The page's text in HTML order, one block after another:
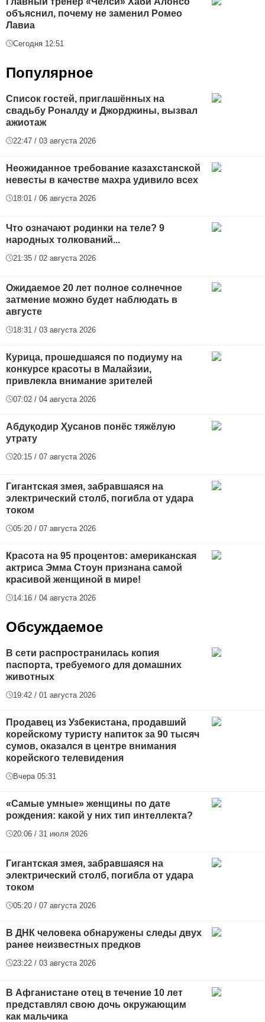
объяснил, почему не заменил Ромео
Лавиа
Сегодня 12:51
Популярное
Список гостей, приглашённых на
свадьбу Роналду и Джорджины, вызвал
ажиотаж
22:47 / 03 августа 2026
Неожиданное требование казахстанской
невесты в качестве махра удивило всех
18:01 / 06 августа 2026
Что означают родинки на теле? 9
народных толкований...
21:35 / 02 августа 2026
Ожидаемое 20 лет полное солнечное
затмение можно будет наблюдать в
августе
18:31 / 03 августа 2026
Курица, прошедшаяся по подиуму на
конкурсе красоты в Малайзии,
привлекла внимание зрителей
07:02 / 04 августа 2026
Абдуқодир Ҳусанов понёс тяжёлую
утрату
20:15 / 07 августа 2026
Гигантская змея, забравшаяся на
электрический столб, погибла от удара
током
05:20 / 07 августа 2026
Красота на 95 процентов: американская
актриса Эмма Стоун признана самой
красивой женщиной в мире!
14:16 / 04 августа 2026
Обсуждаемое
В сети распространилась копия
паспорта, требуемого для домашних
животных
19:42 / 01 августа 2026
Продавец из Узбекистана, продавший
корейскому туристу напиток за 90 тысяч
сумов, оказался в центре внимания
корейского телевидения
Вчера 05:31
«Самые умные» женщины по дате
рождения: какой у них тип интеллекта?
20:06 / 31 июля 2026
Гигантская змея, забравшаяся на
электрический столб, погибла от удара
током
05:20 / 07 августа 2026
В ДНК человека обнаружены следы двух
ранее неизвестных предков
23:22 / 03 августа 2026
В Афганистане отец в течение 10 лет
представлял свою дочь окружающим
как мальчика